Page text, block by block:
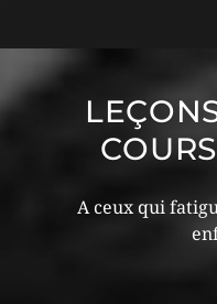
A ceux qui